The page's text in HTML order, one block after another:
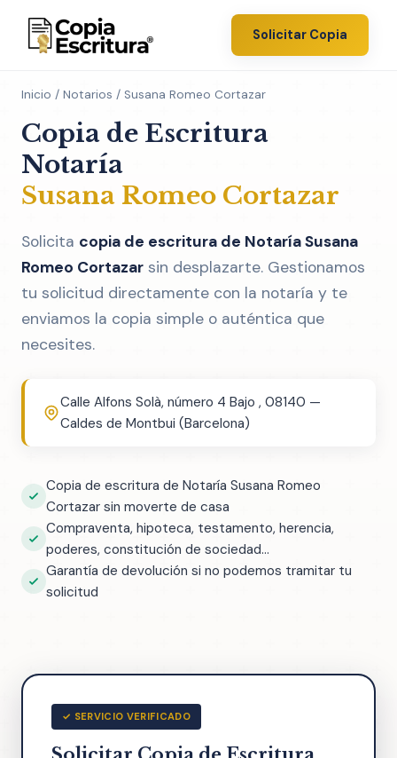
Solicitar Copia
Inicio / Notarios / Susana Romeo Cortazar
Copia de Escritura
Notaría
Susana Romeo Cortazar
Solicita copia de escritura de Notaría Susana
Romeo Cortazar sin desplazarte. Gestionamos
tu solicitud directamente con la notaría y te
enviamos la copia simple o auténtica que
necesites.
Calle Alfons Solà, número 4 Bajo , 08140 —
Caldes de Montbui (Barcelona)
Copia de escritura de Notaría Susana Romeo
Cortazar sin moverte de casa
Compraventa, hipoteca, testamento, herencia,
poderes, constitución de sociedad...
Garantía de devolución si no podemos tramitar tu
solicitud
✓ SERVICIO VERIFICADO